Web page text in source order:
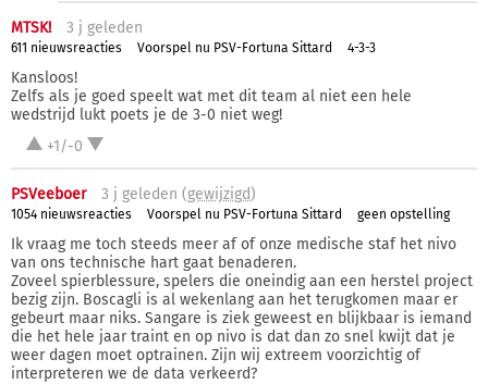
MTSK! 3 j geleden
611 nieuwsreacties Voorspel nu PSV-Fortuna Sittard 4-3-3
Kansloos!
Zelfs als je goed speelt wat met dit team al niet een hele
wedstrijd lukt poets je de 3-0 niet weg!
+1/-0
PSVeeboer 3 j geleden (gewijzigd)
1054 nieuwsreacties Voorspel nu PSV-Fortuna Sittard geen opstelling
Ik vraag me toch steeds meer af of onze medische staf het nivo
van ons technische hart gaat benaderen.
Zoveel spierblessure, spelers die oneindig aan een herstel project
bezig zijn. Boscagli is al wekenlang aan het terugkomen maar er
gebeurt maar niks. Sangare is ziek geweest en blijkbaar is iemand
die het hele jaar traint en op nivo is dat dan zo snel kwijt dat je
weer dagen moet optrainen. Zijn wij extreem voorzichtig of
interpreteren we de data verkeerd?